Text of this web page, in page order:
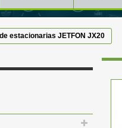
estacionarias JETFON JX20